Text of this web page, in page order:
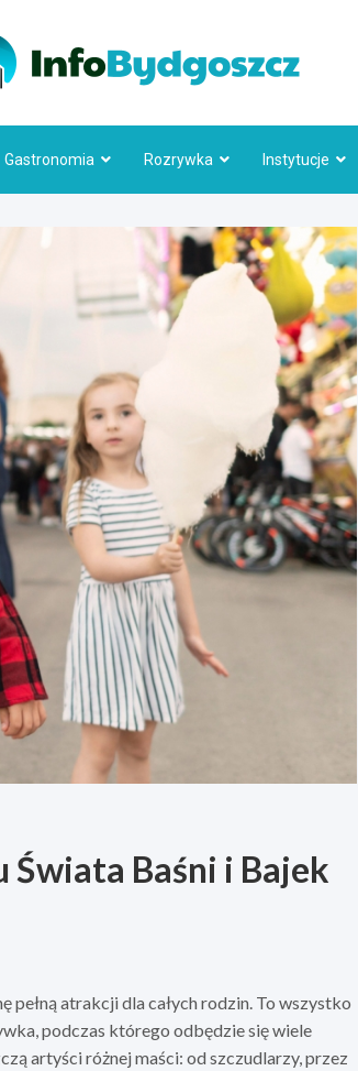
Gastronomia Rozrywka Instytucje
Świata Baśni i Bajek
pełną atrakcji dla całych rodzin. To wszystko
podczas którego odbędzie się wiele
artyści różnej maści: od szczudlarzy, przez